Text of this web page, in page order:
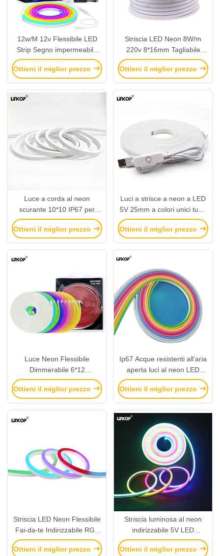
12w/M 12v Flessibile LED
Strip Segno impermeabile
Luci al neon Tubo di silicone
Ottieni il miglior prezzo
Striscia LED Neon 8W/m
220v 8*16mm Tagliabile
Striscia LED Rgb Interni /
Esterni
Ottieni il miglior prezzo
Luce a corda al neon
scurante 10*10 IP67 per
decorazioni esterne
Ottieni il miglior prezzo
Luci a strisce a neon a LED
5V 25mm a colori unici tubo
di silicone a neon a LED
flessibile con interruttore
Ottieni il miglior prezzo
Luce Neon Flessibile
Dimmerabile 6*12
Impermeabile IP67 Per
Spazi Pubblici
Ottieni il miglior prezzo
Ip67 Acque resistenti all'aria
aperta luci al neon LED
flessibile 12w/M Led
monocolore 8 * 16
Ottieni il miglior prezzo
Striscia LED Neon Flessibile
Fai-da-te Indirizzabile RGB
Neon LED 24v per
Decorazione Esterna
Ottieni il miglior prezzo
Striscia luminosa al neon
indirizzabile 5V LED
multicolore, tubo flessibile al
neon IP65
Ottieni il miglior prezzo